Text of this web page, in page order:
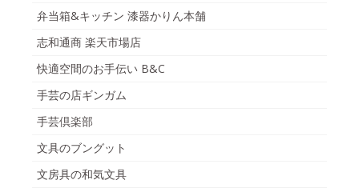
弁当箱&キッチン 漆器かりん本舗
志和通商 楽天市場店
快適空間のお手伝い B&C
手芸の店ギンガム
手芸倶楽部
文具のブングット
文房具の和気文具